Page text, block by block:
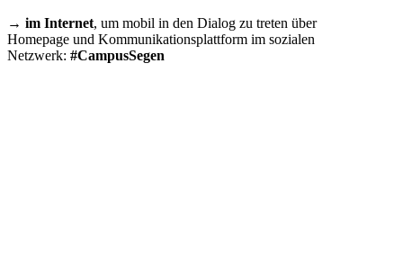
→ im Internet, um mobil in den Dialog zu treten über
Homepage und Kommunikationsplattform im sozialen
Netzwerk: #CampusSegen